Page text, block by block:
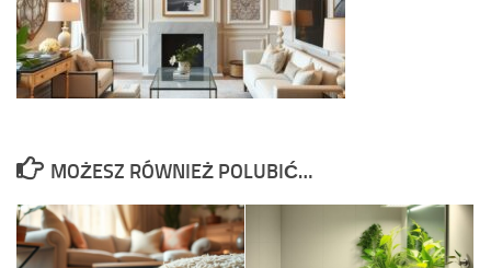
MOŻESZ RÓWNIEŻ POLUBIĆ…